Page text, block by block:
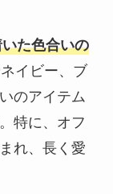
た色合いの
イビー、ブ
のアイテム
特に、オフ
れ、長く愛